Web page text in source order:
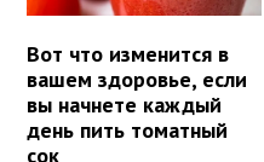
Вот что изменится в
вашем здоровье, если
вы начнете каждый
день пить томатный
сок